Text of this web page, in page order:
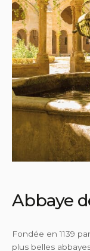
Abbaye
Fondée en 1139
plus belles